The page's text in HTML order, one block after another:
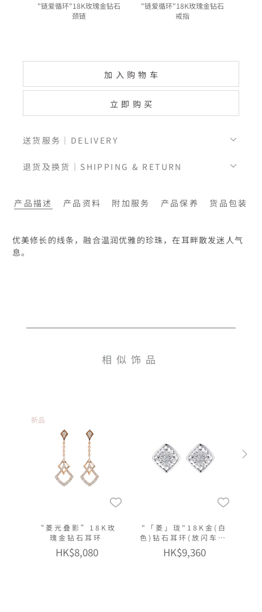
"链爱循环"18K玫瑰金钻石
颈链
"链爱循环"18K玫瑰金钻石
戒指
加入购物车
立即购买
送货服务｜DELIVERY
退货及换货｜SHIPPING & RETURN
产品描述 产品资料 附加服务 产品保养 货品包装
优美修长的线条，融合温润优雅的珍珠，在耳畔散发迷人气
息。
相似饰品
新品
“菱光叠影”18K玫
瑰金钻石耳环
HK$8,080
"「菱」珑"18K金(白
色)钻石耳环(放闪车花
工艺)
HK$9,360